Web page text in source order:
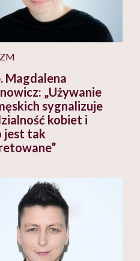
Magdalena
„Używanie
sygnalizuje
kobiet i
jest tak